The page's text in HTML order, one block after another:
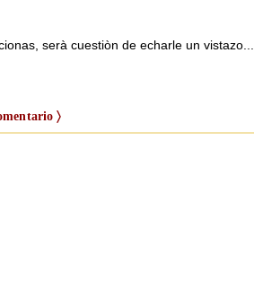
serà cuestiòn de echarle un vistazo...
〉